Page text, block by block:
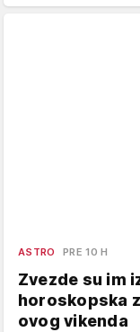
ASTRO PRE 10 H
Zvezde su im
horoskopska
ovog vikenda